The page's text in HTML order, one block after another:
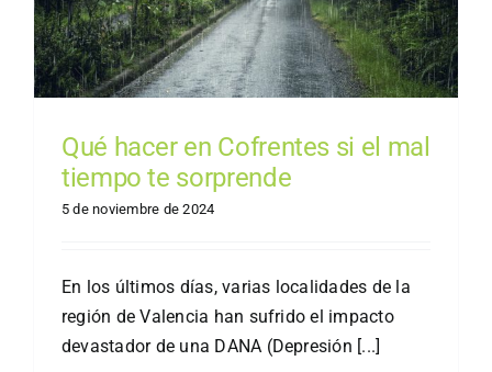
Qué hacer en Cofrentes si el mal
tiempo te sorprende
5 de noviembre de 2024
En los últimos días, varias localidades de la
región de Valencia han sufrido el impacto
devastador de una DANA (Depresión [...]